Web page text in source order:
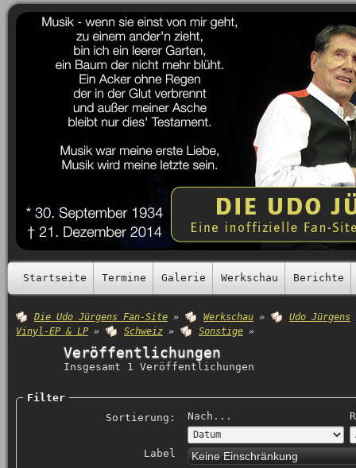
Startseite Termine Galerie Werkschau Berichte
Die Udo Jürgens Fan-Site » Werkschau » Udo Jürgens
Vinyl-EP & LP » Schweiz » Sonstige »
Veröffentlichungen
Insgesamt 1 Veröffentlichungen
Filter
Sortierung:
Nach...
Label Keine Einschränkung